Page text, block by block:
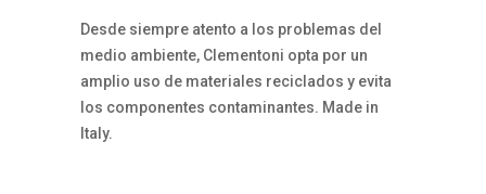
Desde siempre atento a los problemas del
medio ambiente, Clementoni opta por un
amplio uso de materiales reciclados y evita
los componentes contaminantes. Made in
Italy.